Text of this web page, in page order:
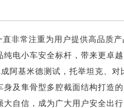
非常注重为用户提供高品质
电小车安全标杆，带来更卓
阿基米德测试，托举坦克、对
及隼骨型多腔截面结构打造
自信，成为广大用户安全出行